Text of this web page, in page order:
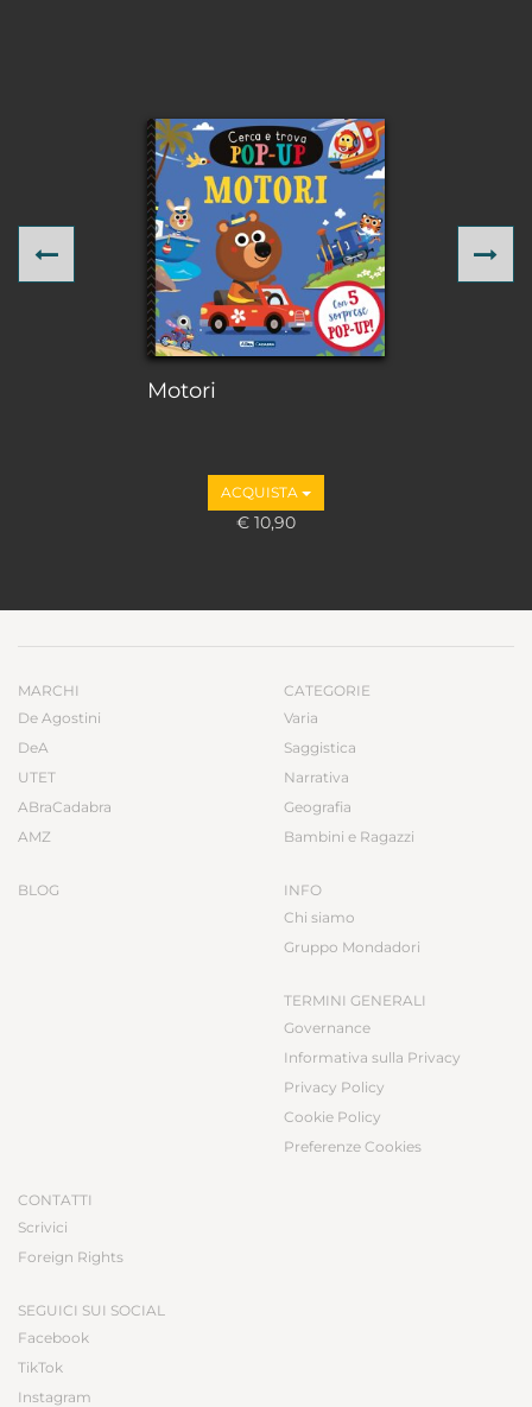
Motori
ACQUISTA
€ 10,90
Previous
MARCHI
De Agostini
DeA
UTET
ABraCadabra
AMZ
BLOG
CATEGORIE
Varia
Saggistica
Narrativa
Geografia
Bambini e Ragazzi
INFO
Chi siamo
Gruppo Mondadori
TERMINI GENERALI
Governance
Informativa sulla Privacy
Privacy Policy
Cookie Policy
Preferenze Cookies
CONTATTI
Scrivici
Foreign Rights
SEGUICI SUI SOCIAL
Facebook
TikTok
Instagram